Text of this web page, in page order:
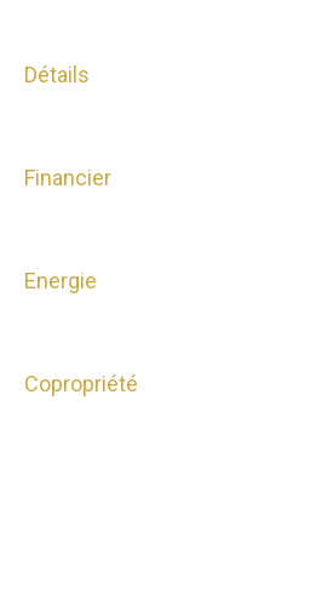
Détails
Financier
Energie
Copropriété